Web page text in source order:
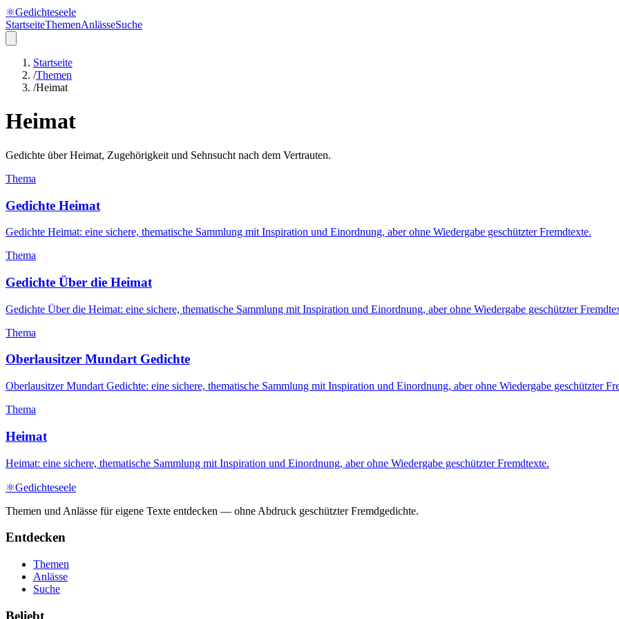
⚛Gedichteseele
StartseiteThemenAnlässeSuche
Startseite
/Themen
/Heimat
Heimat
Gedichte über Heimat, Zugehörigkeit und Sehnsucht nach dem Vertrauten.
Thema
Gedichte Heimat
Gedichte Heimat: eine sichere, thematische Sammlung mit Inspiration und Einordnung, aber ohne Wiedergabe geschützter Fremdtexte.
Thema
Gedichte Über die Heimat
Gedichte Über die Heimat: eine sichere, thematische Sammlung mit Inspiration und Einordnung, aber ohne Wiedergabe geschützter
Thema
Oberlausitzer Mundart Gedichte
Oberlausitzer Mundart Gedichte: eine sichere, thematische Sammlung mit Inspiration und Einordnung, aber ohne Wiedergabe geschützter
Thema
Heimat
Heimat: eine sichere, thematische Sammlung mit Inspiration und Einordnung, aber ohne Wiedergabe geschützter Fremdtexte.
⚛Gedichteseele
Themen und Anlässe für eigene Texte entdecken — ohne Abdruck geschützter Fremdgedichte.
Entdecken
Themen
Anlässe
Suche
Beliebt